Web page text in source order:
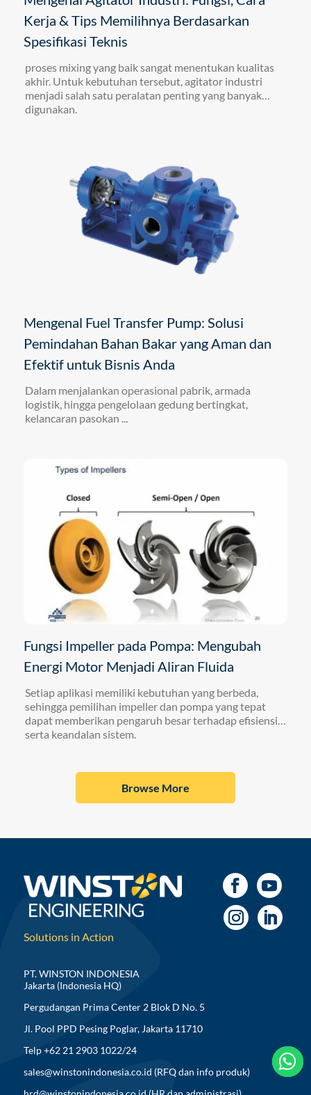
Kerja & Tips Memilihnya Berdasarkan
Spesifikasi Teknis
proses mixing yang baik sangat menentukan kualitas
akhir. Untuk kebutuhan tersebut, agitator industri
menjadi salah satu peralatan penting yang banyak
digunakan.
Mengenal Fuel Transfer Pump: Solusi
Pemindahan Bahan Bakar yang Aman dan
Efektif untuk Bisnis Anda
Dalam menjalankan operasional pabrik, armada
logistik, hingga pengelolaan gedung bertingkat,
kelancaran pasokan ...
Fungsi Impeller pada Pompa: Mengubah
Energi Motor Menjadi Aliran Fluida
Setiap aplikasi memiliki kebutuhan yang berbeda,
sehingga pemilihan impeller dan pompa yang tepat
dapat memberikan pengaruh besar terhadap efisiensi
serta keandalan sistem.
Browse More
Solutions in Action

PT. WINSTON INDONESIA
Jakarta (Indonesia HQ)
Pergudangan Prima Center 2 Blok D No. 5
Jl. Pool PPD Pesing Poglar, Jakarta 11710
Telp +62 21 2903 1022/24
sales@winstonindonesia.co.id (RFQ dan info produk)

